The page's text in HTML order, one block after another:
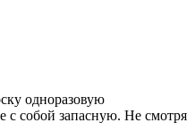
одноразовую
собой запасную. Не смотря